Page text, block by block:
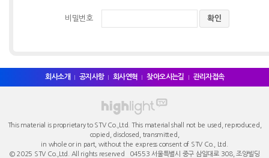
비밀번호
회사소개 공지사항 회사연혁 찾아오시는길 관리자접속
This material is proprietary to STV Co.,Ltd. This material shall not be used, reproduced,
copied, disclosed, transmitted,
in whole or in part, without the express consent of STV Co., Ltd.
© 2025 STV Co.,Ltd. All rights reserved 04553 서울특별시 중구 ​삼일대로 308, 조양빌딩